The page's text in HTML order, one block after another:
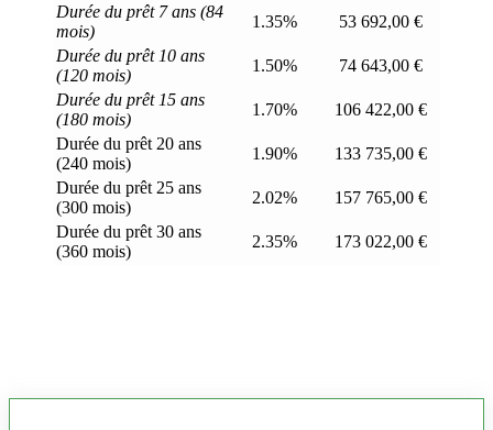
Durée du prêt 7 ans (84
mois)
1.35%
53 692,00 €
Durée du prêt 10 ans
(120 mois)
1.50%
74 643,00 €
Durée du prêt 15 ans
(180 mois)
1.70%
106 422,00 €
Durée du prêt 20 ans
(240 mois)
1.90%
133 735,00 €
Durée du prêt 25 ans
(300 mois)
2.02%
157 765,00 €
Durée du prêt 30 ans
(360 mois)
2.35% 173 022,00 €